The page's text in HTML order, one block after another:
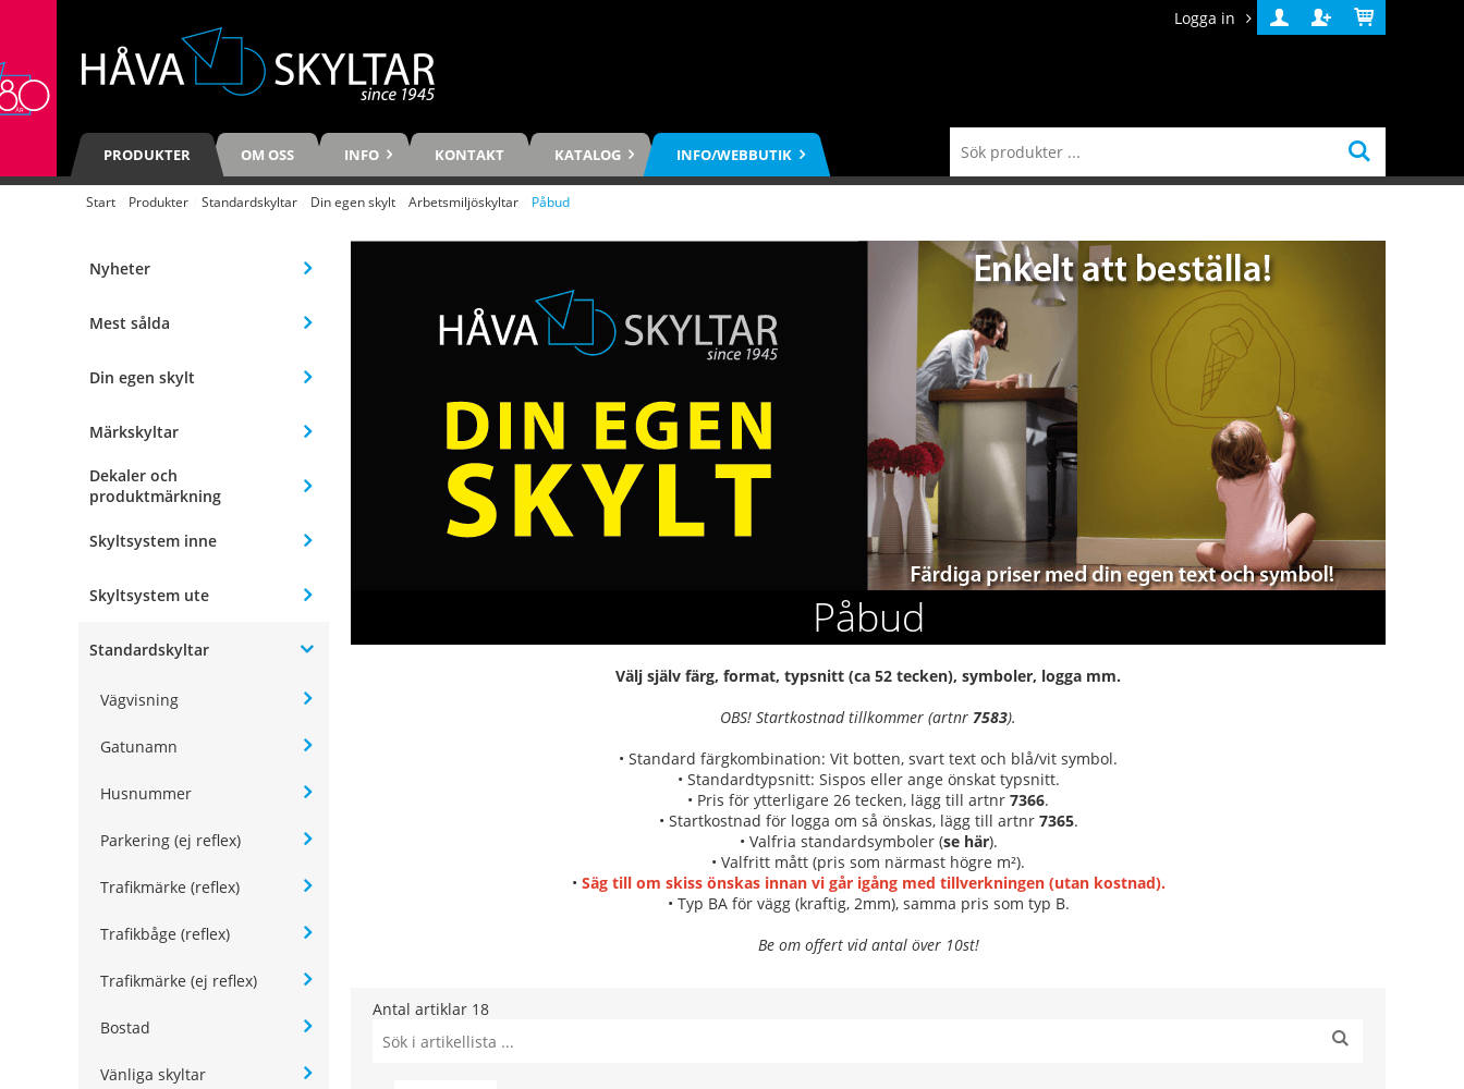
Logga in
Logga
in
Skapa
konto
Varukorg
PRODUKTER OM OSS INFO KONTAKT KATALOG INFO/WEBBUTIK
Start Produkter Standardskyltar Din egen skylt Arbetsmiljöskyltar Påbud
Nyheter
Mest sålda
Din egen skylt
Märkskyltar
Dekaler och
produktmärkning
Skyltsystem inne
Skyltsystem ute
Standardskyltar
Vägvisning
Gatunamn
Husnummer
Parkering (ej reflex)
Trafikmärke (reflex)
Trafikbåge (reflex)
Trafikmärke (ej reflex)
Bostad
Vänliga skyltar
Påbud
Välj själv färg, format, typsnitt (ca 52 tecken), symboler, logga mm.
OBS! Startkostnad tillkommer (artnr 7583).
• Standard färgkombination: Vit botten, svart text och blå/vit symbol.
• Standardtypsnitt: Sispos eller ange önskat typsnitt.
• Pris för ytterligare 26 tecken, lägg till artnr 7366.
• Startkostnad för logga om så önskas, lägg till artnr 7365.
• Valfria standardsymboler (se här).
• Valfritt mått (pris som närmast högre m²).
• Säg till om skiss önskas innan vi går igång med tillverkningen (utan kostnad).
• Typ BA för vägg (kraftig, 2mm), samma pris som typ B.
Be om offert vid antal över 10st!
Antal artiklar 18